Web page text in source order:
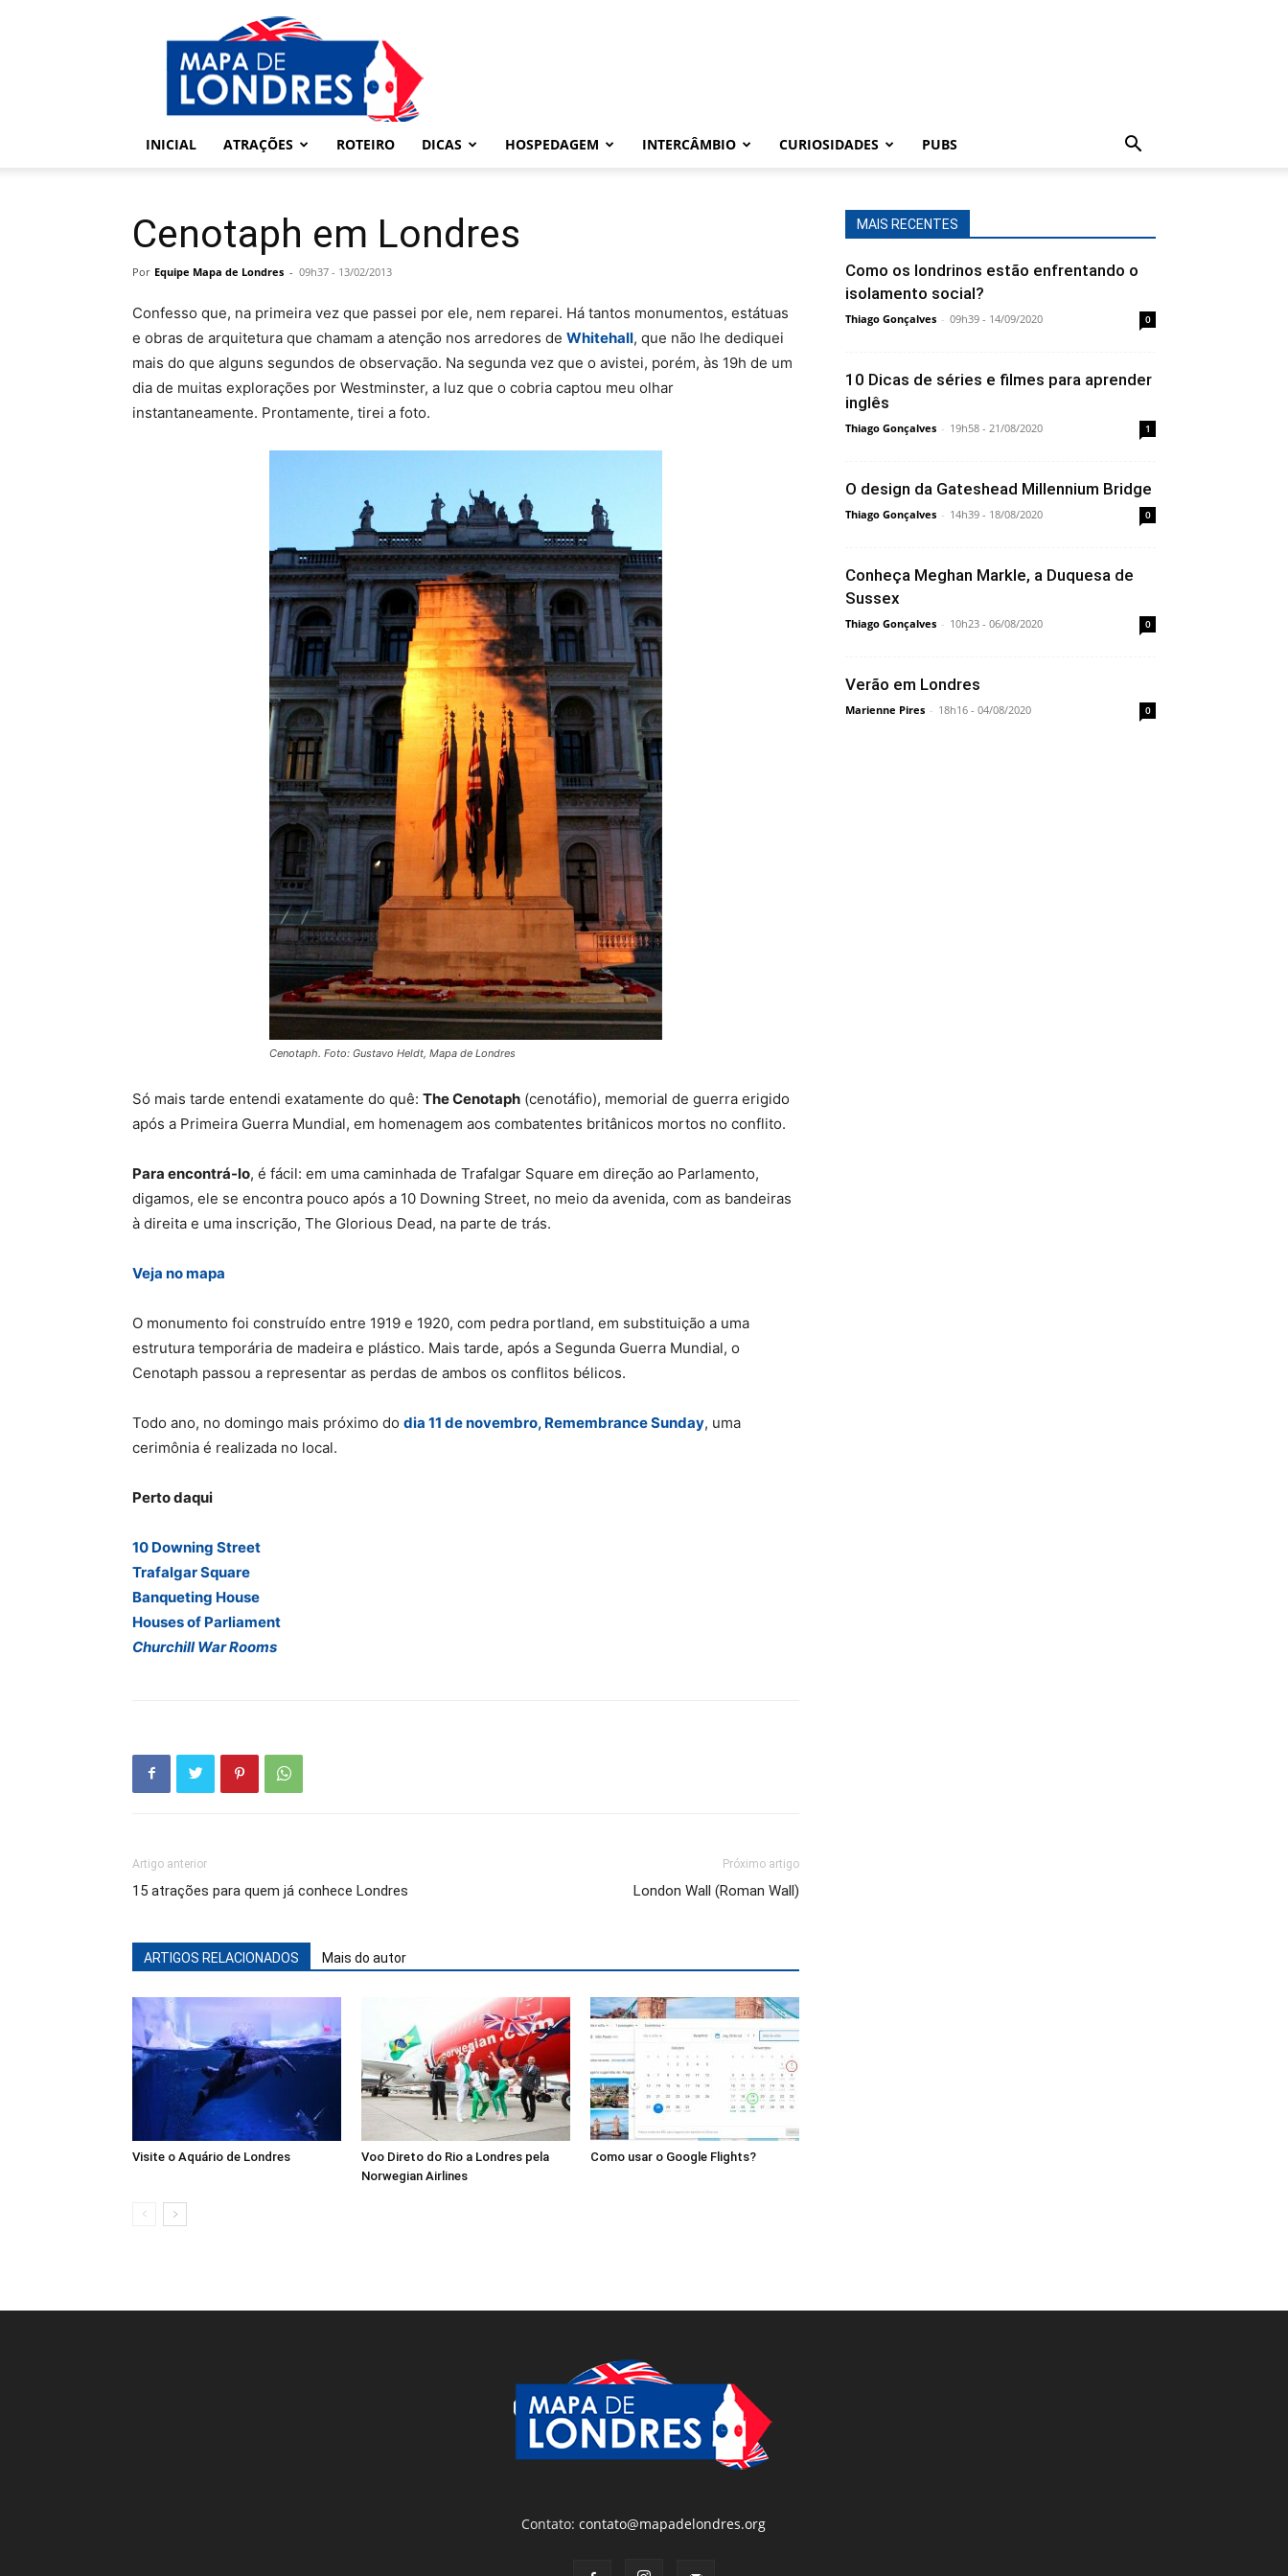
Londres
Mapa
de
Londres
INICIAL
ATRAÇÕES ROTEIRO DICAS HOSPEDAGEM INTERCÂMBIO CURIOSIDADES PUBS
Cenotaph em Londres
Por Equipe Mapa de Londres - 09h37 - 13/02/2013
Confesso que, na primeira vez que passei por ele, nem reparei. Há tantos monumentos, estátuas
e obras de arquitetura que chamam a atenção nos arredores de Whitehall, que não lhe dediquei
mais do que alguns segundos de observação. Na segunda vez que o avistei, porém, às 19h de um
dia de muitas explorações por Westminster, a luz que o cobria captou meu olhar
instantaneamente. Prontamente, tirei a foto.
Cenotaph. Foto: Gustavo Heldt, Mapa de Londres
Só mais tarde entendi exatamente do quê: The Cenotaph (cenotáfio), memorial de guerra erigido
após a Primeira Guerra Mundial, em homenagem aos combatentes britânicos mortos no conflito.
Para encontrá-lo, é fácil: em uma caminhada de Trafalgar Square em direção ao Parlamento,
digamos, ele se encontra pouco após a 10 Downing Street, no meio da avenida, com as bandeiras
à direita e uma inscrição, The Glorious Dead, na parte de trás.
Veja no mapa
O monumento foi construído entre 1919 e 1920, com pedra portland, em substituição a uma
estrutura temporária de madeira e plástico. Mais tarde, após a Segunda Guerra Mundial, o
Cenotaph passou a representar as perdas de ambos os conflitos bélicos.
Todo ano, no domingo mais próximo do dia 11 de novembro, Remembrance Sunday, uma
cerimônia é realizada no local.
Perto daqui
10 Downing Street
Trafalgar Square
Banqueting House
Houses of Parliament
Churchill War Rooms
Artigo anterior
15 atrações para quem já conhece Londres
Próximo artigo
London Wall (Roman Wall)
ARTIGOS RELACIONADOS Mais do autor
Visite o Aquário de Londres
Voo Direto do Rio a Londres pela
Norwegian Airlines
Como usar o Google Flights?
MAIS RECENTES
Como os londrinos estão enfrentando o
isolamento social?
Thiago Gonçalves - 09h39 - 14/09/2020 0
10 Dicas de séries e filmes para aprender
inglês
Thiago Gonçalves - 19h58 - 21/08/2020 1
O design da Gateshead Millennium Bridge
Thiago Gonçalves - 14h39 - 18/08/2020 0
Conheça Meghan Markle, a Duquesa de
Sussex
Thiago Gonçalves - 10h23 - 06/08/2020 0
Verão em Londres
Marienne Pires - 18h16 - 04/08/2020 0
Contato:contato@mapadelondres.org